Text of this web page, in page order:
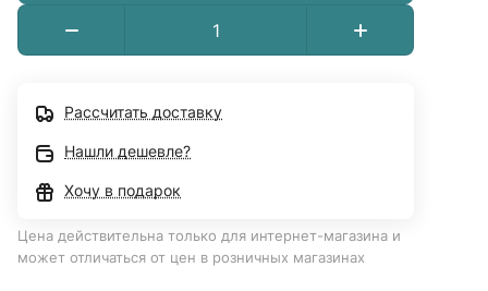
Рассчитать доставку
Нашли дешевле?
Хочу в подарок
Цена действительна только для интернет-магазина и
может отличаться от цен в розничных магазинах